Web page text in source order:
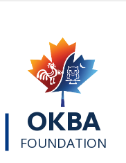
OKBA
FOUNDATION